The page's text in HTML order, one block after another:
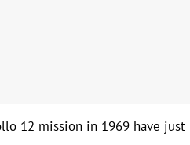
12 mission in 1969 have just